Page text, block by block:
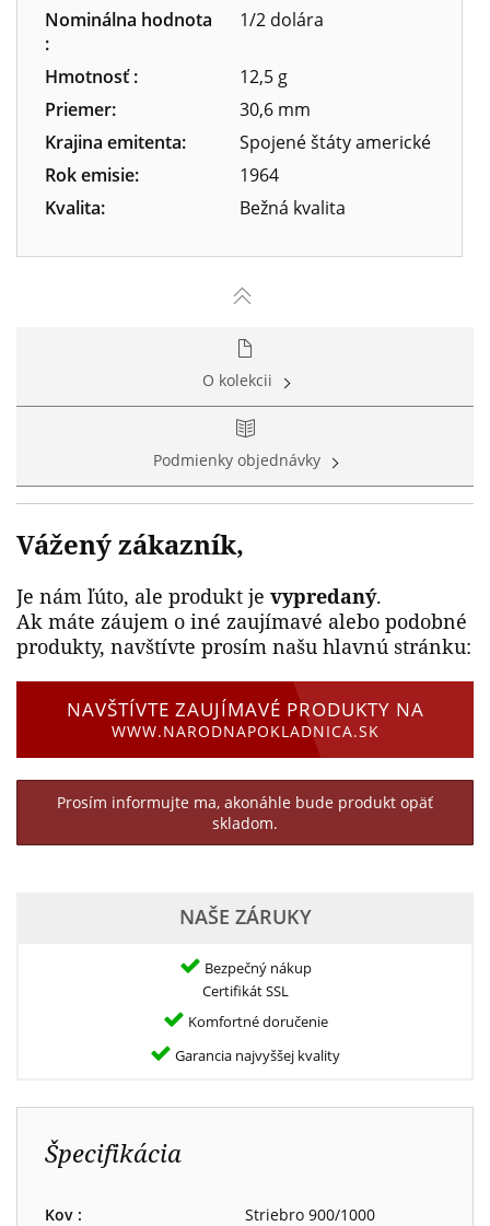
Nominálna hodnota
:
1/2 dolára
Hmotnosť :
12,5 g
Priemer:
30,6 mm
Krajina emitenta:
Spojené štáty americké
Rok emisie:
1964
Kvalita:
Bežná kvalita
O kolekcii
Podmienky objednávky
Vážený zákazník,
Je nám ľúto, ale produkt je vypredaný.
Ak máte záujem o iné zaujímavé alebo podobné
produkty, navštívte prosím našu hlavnú stránku:
NAVŠTÍVTE ZAUJÍMAVÉ PRODUKTY NA
WWW.NARODNAPOKLADNICA.SK
Prosím informujte ma, akonáhle bude produkt opäť
skladom.
NAŠE ZÁRUKY
Bezpečný nákup
Certifikát SSL
Komfortné doručenie
Garancia najvyššej kvality
Špecifikácia
Kov :
Striebro 900/1000